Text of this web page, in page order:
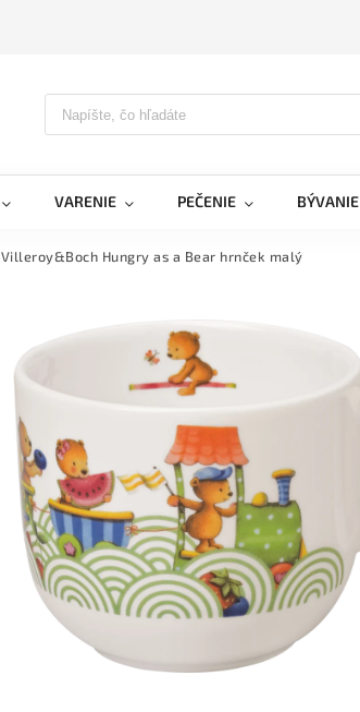
VARENIE PEČENIE BÝVANIE
Villeroy&Boch Hungry as a Bear hrnček malý